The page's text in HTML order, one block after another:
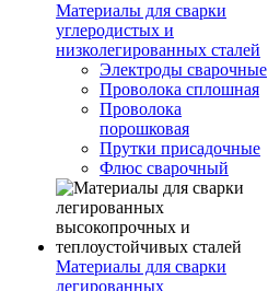
Материалы для сварки
углеродистых и
низколегированных сталей
Электроды сварочные
Проволока сплошная
Проволока
порошковая
Прутки присадочные
Флюс сварочный
Материалы для сварки
легированных